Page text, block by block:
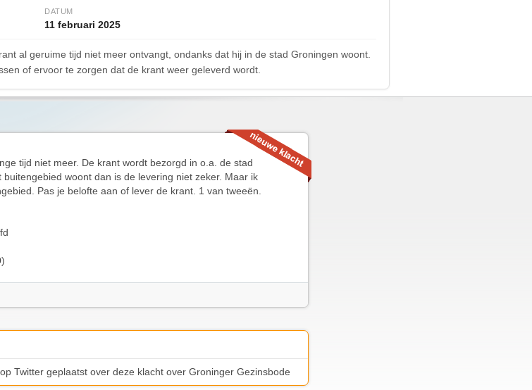
DATUM
11 februari 2025
al geruime tijd niet meer ontvangt, ondanks dat hij in de stad Groningen woont.
of ervoor te zorgen dat de krant weer geleverd wordt.
tijd niet meer. De krant wordt bezorgd in o.a. de stad
woont dan is de levering niet zeker. Maar ik
Pas je belofte aan of lever de krant. 1 van tweeën.
Twitter geplaatst over deze klacht over Groninger Gezinsbode